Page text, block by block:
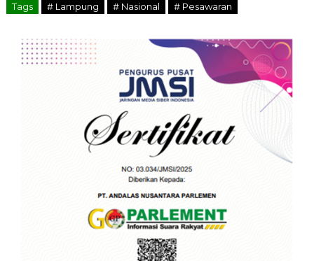
Tags # Lampung # Nasional # Pesawaran